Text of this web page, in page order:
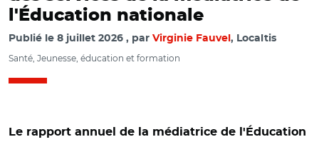
l'Éducation nationale
Publié le 8 juillet 2026 par Virginie Fauvel , Localtis
Santé, Jeunesse, éducation et formation
Le rapport annuel de la médiatrice de l'Éducation